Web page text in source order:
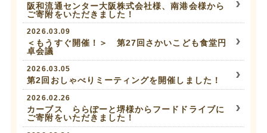
阪和流通センター大阪株式会社様、南港会様から
ご寄附をいただきました！
2026.03.09
＜もうすぐ開催！＞ 第27回さかいこども食堂円
卓会議
2026.03.05
第2回おしゃべりミーティングを開催しました！
2026.02.26
カーブス ららぽーと堺様からフードドライブに
ご寄附をいただきました！